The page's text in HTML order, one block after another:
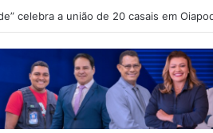
o aperfeiçoamento da fiscalização do